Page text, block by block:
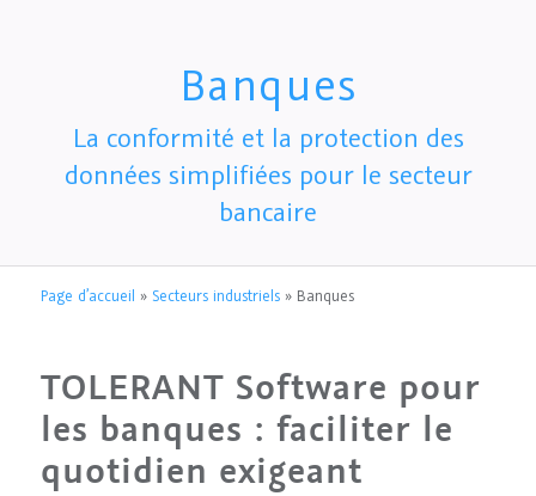
Banques
La conformité et la protection des
données simplifiées pour le secteur
bancaire
Page d’accueil » Secteurs industriels» Banques
TOLERANT Software pour
les banques : faciliter le
quotidien exigeant